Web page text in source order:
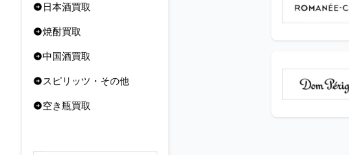
日本酒買取
焼酎買取
中国酒買取
スピリッツ・その他
空き瓶買取